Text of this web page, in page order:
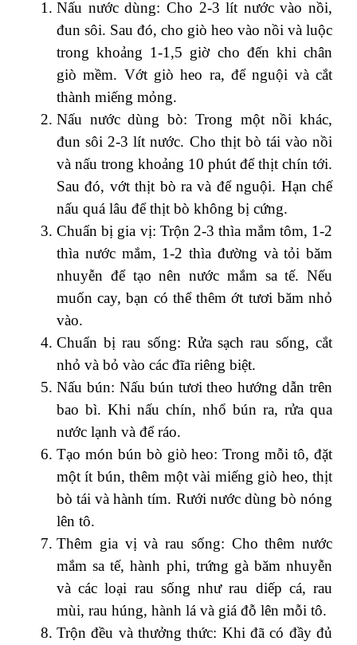
Nấu nước dùng: Cho 2-3 lít nước vào nồi,
đun sôi. Sau đó, cho giò heo vào nồi và luộc
trong khoảng 1-1,5 giờ cho đến khi chân
giò mềm. Vớt giò heo ra, để nguội và cắt
thành miếng mỏng.
Nấu nước dùng bò: Trong một nồi khác,
đun sôi 2-3 lít nước. Cho thịt bò tái vào nồi
và nấu trong khoảng 10 phút để thịt chín tới.
Sau đó, vớt thịt bò ra và để nguội. Hạn chế
nấu quá lâu để thịt bò không bị cứng.
Chuẩn bị gia vị: Trộn 2-3 thìa mắm tôm, 1-2
thìa nước mắm, 1-2 thìa đường và tỏi băm
nhuyễn để tạo nên nước mắm sa tế. Nếu
muốn cay, bạn có thể thêm ớt tươi băm nhỏ
vào.
Chuẩn bị rau sống: Rửa sạch rau sống, cắt
nhỏ và bỏ vào các đĩa riêng biệt.
Nấu bún: Nấu bún tươi theo hướng dẫn trên
bao bì. Khi nấu chín, nhổ bún ra, rửa qua
nước lạnh và để ráo.
Tạo món bún bò giò heo: Trong mỗi tô, đặt
một ít bún, thêm một vài miếng giò heo, thịt
bò tái và hành tím. Rưới nước dùng bò nóng
lên tô.
Thêm gia vị và rau sống: Cho thêm nước
mắm sa tế, hành phi, trứng gà băm nhuyễn
và các loại rau sống như rau diếp cá, rau
mùi, rau húng, hành lá và giá đỗ lên mỗi tô.
Trộn đều và thưởng thức: Khi đã có đầy đủ